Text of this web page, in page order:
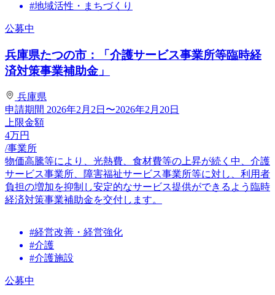
#地域活性・まちづくり
公募中
兵庫県たつの市：「介護サービス事業所等臨時経
済対策事業補助金」
兵庫県
申請期間 2026年2月2日〜2026年2月20日
上限金額
4万円
/事業所
物価高騰等により、光熱費、食材費等の上昇が続く中、介護
サービス事業所、障害福祉サービス事業所等に対し、利用者
負担の増加を抑制し安定的なサービス提供ができるよう臨時
経済対策事業補助金を交付します。
#経営改善・経営強化
#介護
#介護施設
公募中